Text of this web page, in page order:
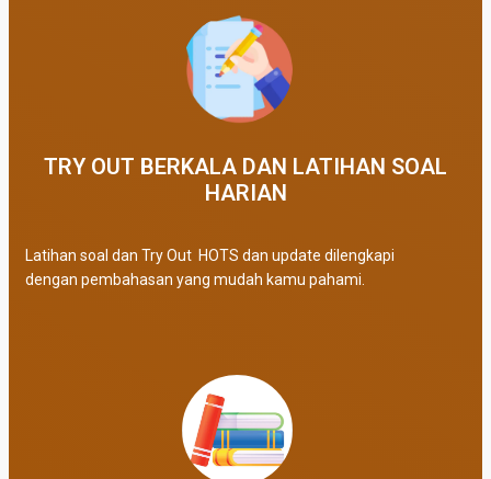
TRY OUT BERKALA DAN LATIHAN SOAL
HARIAN
Latihan soal dan Try Out HOTS dan update dilengkapi
dengan pembahasan yang mudah kamu pahami.